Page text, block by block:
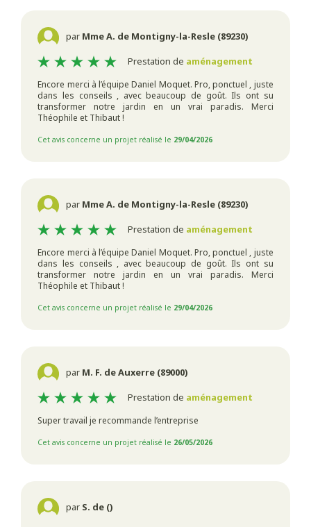
par Mme A. de Montigny-la-Resle (89230)
Prestation de aménagement
Encore merci à l’équipe Daniel Moquet. Pro, ponctuel , juste
dans les conseils , avec beaucoup de goût. Ils ont su
transformer notre jardin en un vrai paradis. Merci
Théophile et Thibaut !
Cet avis concerne un projet réalisé le 29/04/2026
par Mme A. de Montigny-la-Resle (89230)
Prestation de aménagement
Encore merci à l’équipe Daniel Moquet. Pro, ponctuel , juste
dans les conseils , avec beaucoup de goût. Ils ont su
transformer notre jardin en un vrai paradis. Merci
Théophile et Thibaut !
Cet avis concerne un projet réalisé le 29/04/2026
par M. F. de Auxerre (89000)
Prestation de aménagement
Super travail je recommande l’entreprise
Cet avis concerne un projet réalisé le 26/05/2026
par S. de ()